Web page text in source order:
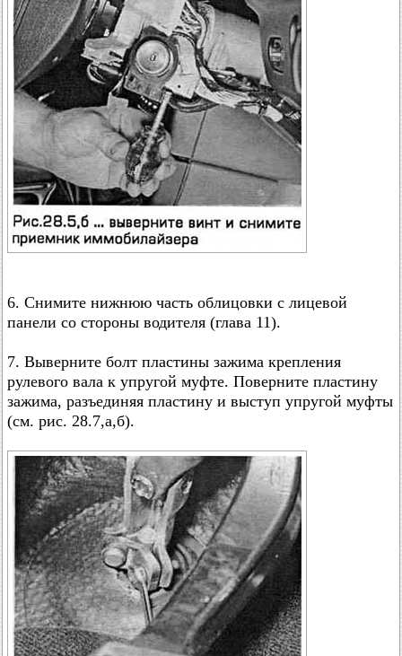
6. Снимите нижнюю часть облицовки с лицевой
панели со стороны водителя (глава 11).
7. Выверните болт пластины зажима крепления
рулевого вала к упругой муфте. Поверните пластину
зажима, разъединяя пластину и выступ упругой муфты
(см. рис. 28.7,а,б).